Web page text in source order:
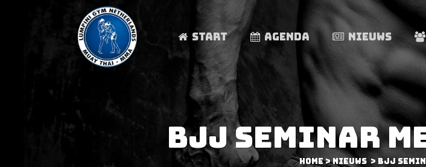
START AGENDA NIEUWS
BJJ SEMINAR
Home>Nieuws > BJJ